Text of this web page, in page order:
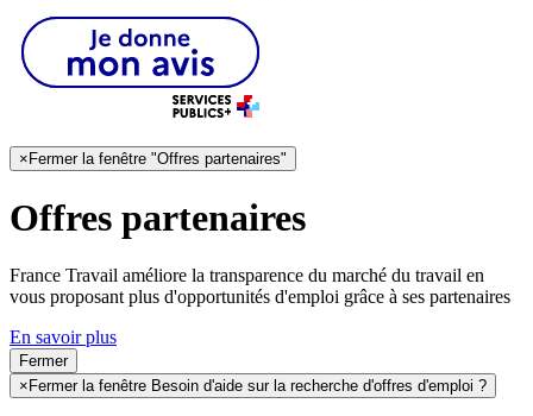
×Fermer la fenêtre "Offres partenaires"
Offres partenaires
France Travail améliore la transparence du marché du travail en
vous proposant plus d'opportunités d'emploi grâce à ses partenaires
En savoir plus
Fermer
× Fermer la fenêtre Besoin d'aide sur la recherche d'offres d'emploi ?